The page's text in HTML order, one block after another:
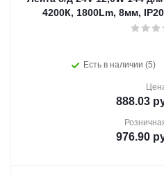
4200К, 1800Lm, 8мм,
Есть в наличии (5)
888.03
976.90